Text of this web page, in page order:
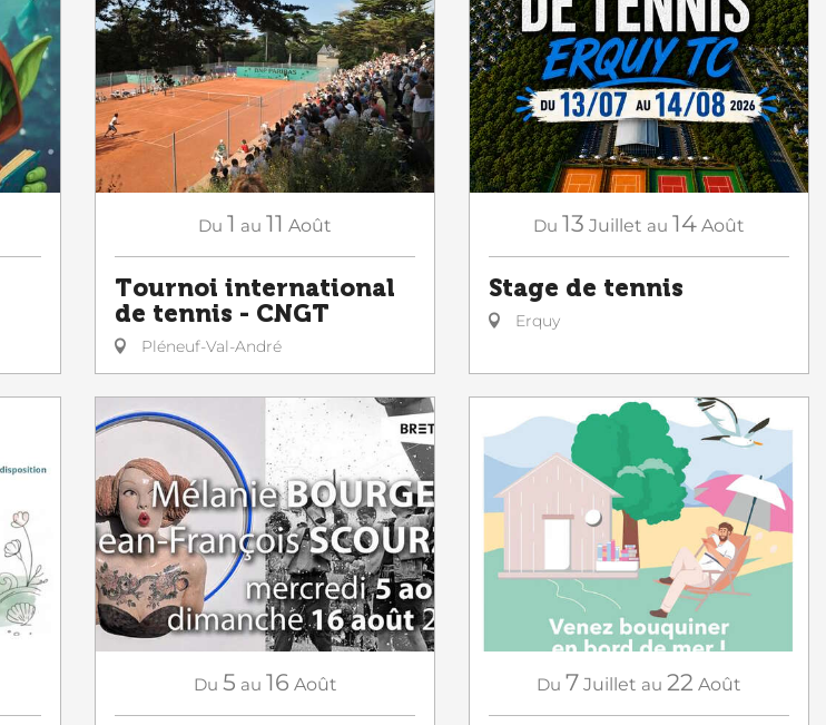
Du 1 au 11 Août
Tournoi international
de tennis - CNGT
Pléneuf-Val-André
Du 13 Juillet au 14 Août
Stage de tennis
Erquy
Du 5 au 16 Août Du 7 Juillet au 22 Août